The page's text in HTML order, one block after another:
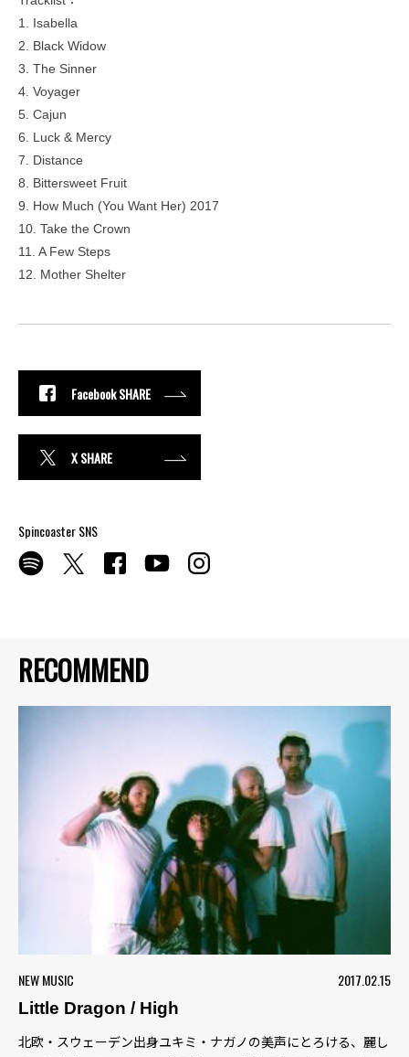
RECOMMEND
NEW MUSIC
2017.02.15
Little Dragon / High
北欧・スウェーデン出身ユキミ・ナガノの美声にとろける、麗し
1. Isabella
2. Black Widow
3. The Sinner
4. Voyager
5. Cajun
6. Luck & Mercy
7. Distance
8. Bittersweet Fruit
9. How Much (You Want Her) 2017
10. Take the Crown
11. A Few Steps
12. Mother Shelter
Facebook SHARE
X SHARE
Spincoaster SNS